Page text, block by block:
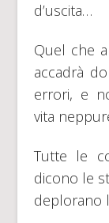
d’uscita…
Quel che
accadrà
errori, e
vita
Tutte le
dicono le
deplorano